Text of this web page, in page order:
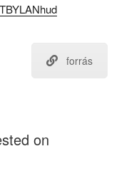
forrás
on